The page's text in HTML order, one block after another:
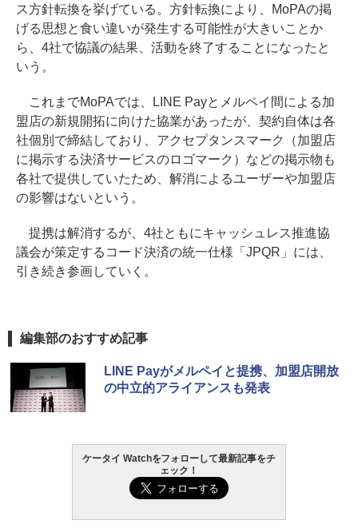
ス方針転換を挙げている。方針転換により、MoPAの掲
げる思想と食い違いが発生する可能性が大きいことか
ら、4社で協議の結果、活動を終了することになったと
いう。
これまでMoPAでは、LINE Payとメルペイ間による加
盟店の新規開拓に向けた協業があったが、契約自体は各
社個別で締結しており、アクセプタンスマーク（加盟店
に掲示する決済サービスのロゴマーク）などの掲示物も
各社で提供していたため、解消によるユーザーや加盟店
の影響はないという。
提携は解消するが、4社ともにキャッシュレス推進協
議会が策定するコード決済の統一仕様「JPQR」には、
引き続き参画していく。
編集部のおすすめ記事
LINE Payがメルペイと提携、加盟店開放
の中立的アライアンスも発表
ケータイ Watchをフォローして最新記事をチ
ェック！